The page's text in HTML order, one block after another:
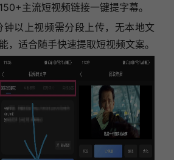
主流短视频链接一键提字幕。
以上视频需分段上传，无本地文
，适合随手快速提取短视频文案。